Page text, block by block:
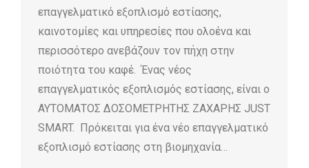
επαγγελματικό εξοπλισμό εστίασης,
καινοτομίες και υπηρεσίες που ολοένα και
περισσότερο ανεβάζουν τον πήχη στην
ποιότητα του καφέ. Ένας νέος
επαγγελματικός εξοπλισμός εστίασης, είναι ο
ΑΥΤΟΜΑΤΟΣ ΔΟΣΟΜΕΤΡΗΤΗΣ ΖΑΧΑΡΗΣ JUST
SMART. Πρόκειται για ένα νέο επαγγελματικό
εξοπλισμό εστίασης στη βιομηχανία…